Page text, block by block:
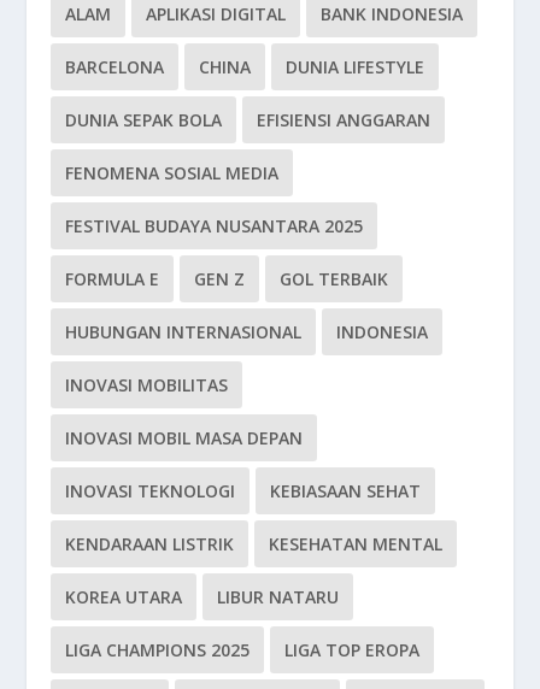
ALAM APLIKASI DIGITAL BANK INDONESIA
BARCELONA CHINA DUNIA LIFESTYLE
DUNIA SEPAK BOLA EFISIENSI ANGGARAN
FENOMENA SOSIAL MEDIA
FESTIVAL BUDAYA NUSANTARA 2025
FORMULA E GEN Z GOL TERBAIK
HUBUNGAN INTERNASIONAL INDONESIA
INOVASI MOBILITAS
INOVASI MOBIL MASA DEPAN
INOVASI TEKNOLOGI KEBIASAAN SEHAT
KENDARAAN LISTRIK KESEHATAN MENTAL
KOREA UTARA LIBUR NATARU
LIGA CHAMPIONS 2025 LIGA TOP EROPA